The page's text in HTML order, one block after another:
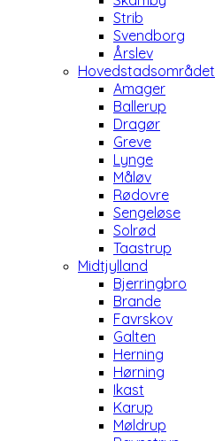
Strib
Svendborg
Årslev
Hovedstadsområdet
Amager
Ballerup
Dragør
Greve
Lynge
Måløv
Rødovre
Sengeløse
Solrød
Taastrup
Midtjylland
Bjerringbro
Brande
Favrskov
Galten
Herning
Hørning
Ikast
Karup
Møldrup